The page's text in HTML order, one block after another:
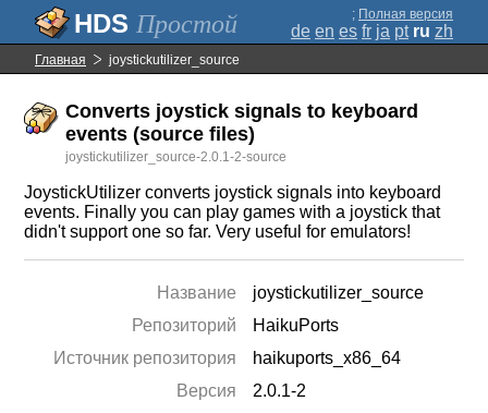
Простой ; Полная версия
de en es fr ja pt ru zh
Главная joystickutilizer_source
Converts joystick signals to keyboard
events (source files)
joystickutilizer_source-2.0.1-2-source
JoystickUtilizer converts joystick signals into keyboard
events. Finally you can play games with a joystick that
didn't support one so far. Very useful for emulators!
Название
joystickutilizer_source
Репозиторий
HaikuPorts
Источник репозитория
haikuports_x86_64
Версия
2.0.1-2